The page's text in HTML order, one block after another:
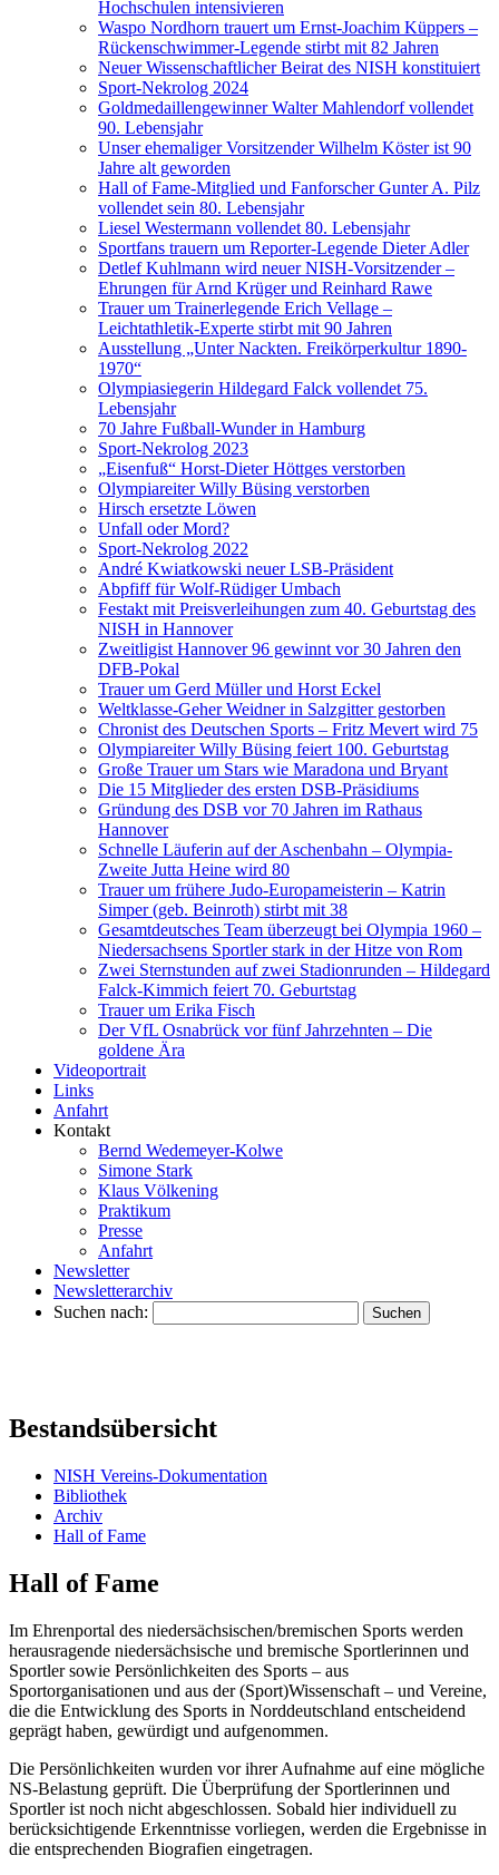
Hochschulen intensivieren
Waspo Nordhorn trauert um Ernst-Joachim Küppers –
Rückenschwimmer-Legende stirbt mit 82 Jahren
Neuer Wissenschaftlicher Beirat des NISH konstituiert
Sport-Nekrolog 2024
Goldmedaillengewinner Walter Mahlendorf vollendet
90. Lebensjahr
Unser ehemaliger Vorsitzender Wilhelm Köster ist 90
Jahre alt geworden
Hall of Fame-Mitglied und Fanforscher Gunter A. Pilz
vollendet sein 80. Lebensjahr
Liesel Westermann vollendet 80. Lebensjahr
Sportfans trauern um Reporter-Legende Dieter Adler
Detlef Kuhlmann wird neuer NISH-Vorsitzender –
Ehrungen für Arnd Krüger und Reinhard Rawe
Trauer um Trainerlegende Erich Vellage –
Leichtathletik-Experte stirbt mit 90 Jahren
Ausstellung „Unter Nackten. Freikörperkultur 1890-
1970“
Olympiasiegerin Hildegard Falck vollendet 75.
Lebensjahr
70 Jahre Fußball-Wunder in Hamburg
Sport-Nekrolog 2023
„Eisenfuß“ Horst-Dieter Höttges verstorben
Olympiareiter Willy Büsing verstorben
Hirsch ersetzte Löwen
Unfall oder Mord?
Sport-Nekrolog 2022
André Kwiatkowski neuer LSB-Präsident
Abpfiff für Wolf-Rüdiger Umbach
Festakt mit Preisverleihungen zum 40. Geburtstag des
NISH in Hannover
Zweitligist Hannover 96 gewinnt vor 30 Jahren den
DFB-Pokal
Trauer um Gerd Müller und Horst Eckel
Weltklasse-Geher Weidner in Salzgitter gestorben
Chronist des Deutschen Sports – Fritz Mevert wird 75
Olympiareiter Willy Büsing feiert 100. Geburtstag
Große Trauer um Stars wie Maradona und Bryant
Die 15 Mitglieder des ersten DSB-Präsidiums
Gründung des DSB vor 70 Jahren im Rathaus
Hannover
Schnelle Läuferin auf der Aschenbahn – Olympia-
Zweite Jutta Heine wird 80
Trauer um frühere Judo-Europameisterin – Katrin
Simper (geb. Beinroth) stirbt mit 38
Gesamtdeutsches Team überzeugt bei Olympia 1960 –
Niedersachsens Sportler stark in der Hitze von Rom
Zwei Sternstunden auf zwei Stadionrunden – Hildegard
Falck-Kimmich feiert 70. Geburtstag
Trauer um Erika Fisch
Der VfL Osnabrück vor fünf Jahrzehnten – Die
goldene Ära
Videoportrait
Links
Anfahrt
Kontakt
Bernd Wedemeyer-Kolwe
Simone Stark
Klaus Völkening
Praktikum
Presse
Anfahrt
Newsletter
Newsletterarchiv
Suchen nach:
Bestandsübersicht
NISH Vereins-Dokumentation
Bibliothek
Archiv
Hall of Fame
Hall of Fame
Im Ehrenportal des niedersächsischen/bremischen Sports werden
herausragende niedersächsische und bremische Sportlerinnen und
Sportler sowie Persönlichkeiten des Sports – aus
Sportorganisationen und aus der (Sport)Wissenschaft – und Vereine,
die die Entwicklung des Sports in Norddeutschland entscheidend
geprägt haben, gewürdigt und aufgenommen.
Die Persönlichkeiten wurden vor ihrer Aufnahme auf eine mögliche
NS-Belastung geprüft. Die Überprüfung der Sportlerinnen und
Sportler ist noch nicht abgeschlossen. Sobald hier individuell zu
berücksichtigende Erkenntnisse vorliegen, werden die Ergebnisse in
die entsprechenden Biografien eingetragen.